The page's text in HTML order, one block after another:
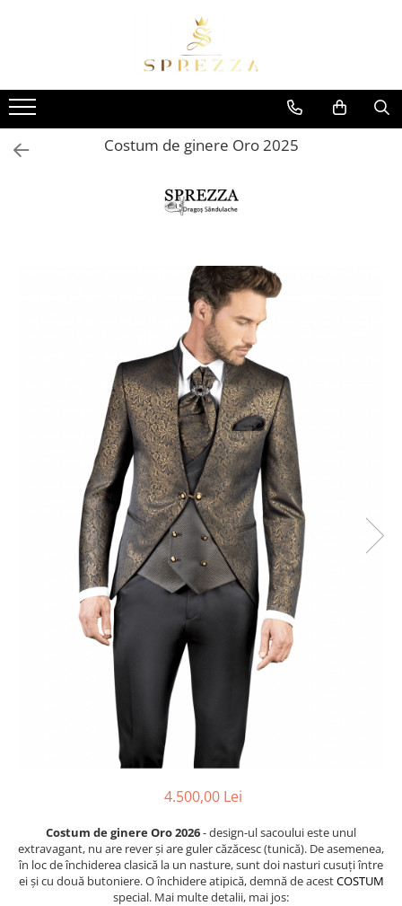
Costume de mire 2026
Redingotă bărbați
Frac bărbați
Butoni cămașă mire
Papioane bărbați
Ace Pin pentru Guler Cămașă
Rochii de mireasă 2027
Pantofi de mireasă
Costume damă elegante
Vesta la comanda
Costum de ginere Oro 2025
4.500,00 Lei
Costum de ginere Oro 2026- design-ul sacoului este unul
extravagant, nu are rever și are guler căzăcesc (tunică). De asemenea,
în loc de închiderea clasică la un nasture, sunt doi nasturi cusuți între
ei și cu două butoniere. O închidere atipică, demnă de acestCOSTUM
special. Mai multe detalii, mai jos: